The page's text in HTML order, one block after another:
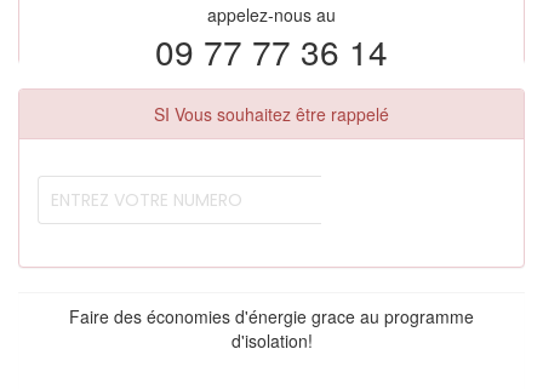
appelez-nous au
09 77 77 36 14
SI Vous souhaitez être rappelé
Faire des économies d'énergie grace au programme
d'isolation!